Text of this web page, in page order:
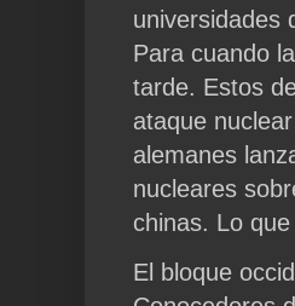
universidades
Para cuando
tarde. Estos
ataque
alemanes
nucleares
chinas. Lo
El bloque